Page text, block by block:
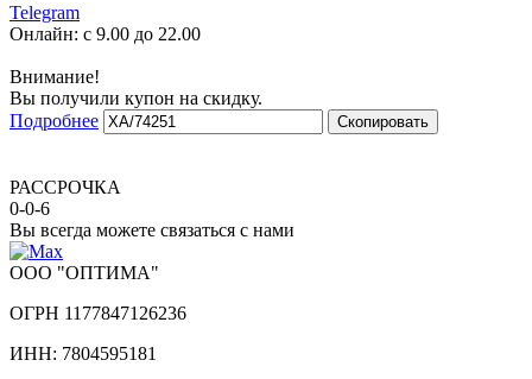
Telegram
Онлайн: с 9.00 до 22.00
Внимание!
Вы получили купон на скидку.
Подробнее
Скопировать
РАССРОЧКА
0-0-6
Вы всегда можете связаться с нами
ООО "ОПТИМА"
ОГРН 1177847126236
ИНН: 7804595181